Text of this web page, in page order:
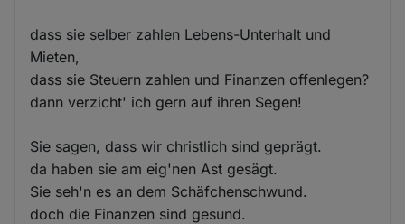
dass sie selber zahlen Lebens-Unterhalt und
Mieten,
dass sie Steuern zahlen und Finanzen offenlegen?
dann verzicht' ich gern auf ihren Segen!
Sie sagen, dass wir christlich sind geprägt.
da haben sie am eig'nen Ast gesägt.
Sie seh'n es an dem Schäfchenschwund.
doch die Finanzen sind gesund.